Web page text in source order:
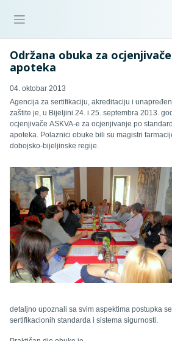
Održana obuka za
apoteka
04. oktobar 2013
Agencija za sertifikaciju, akreditaciju i
zaštite je, u Bijeljini 24. i 25. septembra 2013.
ocjenjivače ASKVA-e za ocjenjivanje po standar
apoteka. Polaznici obuke bili su magistri
dobojsko-bijeljinske regije.
detaljno upoznali sa svim aspektima postupka
sertifikacionih standarda i sistema sigurnosti.